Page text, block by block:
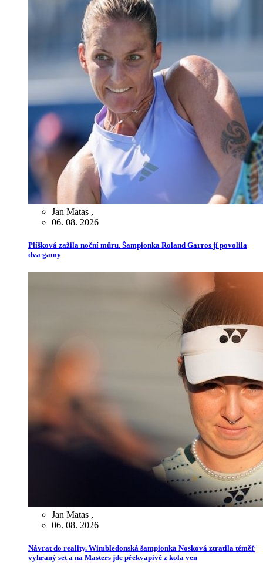
Jan Matas ,
06. 08. 2026
Plíšková zažila noční můru. Šampionka Roland Garros jí povolila
dva gamy
Jan Matas ,
06. 08. 2026
Návrat do reality. Wimbledonská šampionka Nosková ztratila téměř
vyhraný set a na Masters jde překvapivě z kola ven